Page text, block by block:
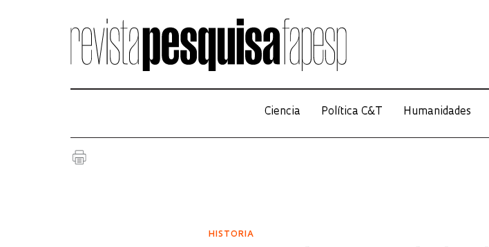
Ciencia Política C&T Humanidades
HISTORIA